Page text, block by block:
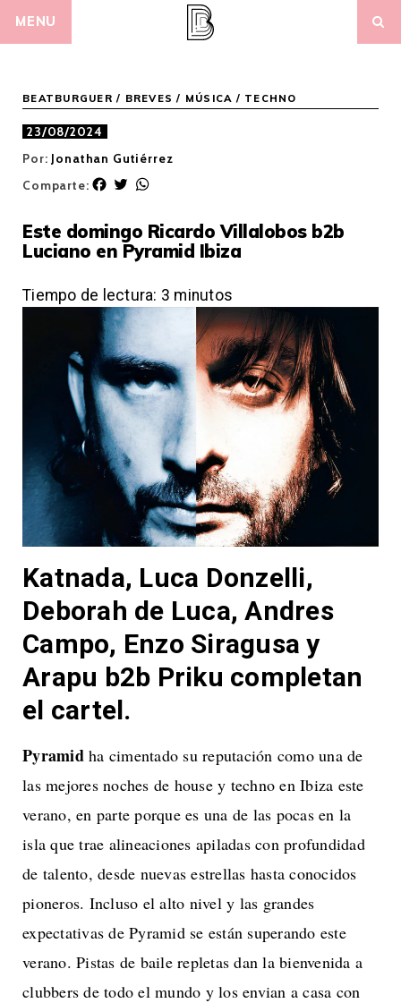
MENU
BEATBURGUER / BREVES / MÚSICA / TECHNO
23/08/2024
Por: Jonathan Gutiérrez
Comparte:
F
e
b
o
k
T
t
t
r
t
s
p
p
Este domingo Ricardo Villalobos b2b
Luciano en Pyramid Ibiza
Tiempo de lectura: 3 minutos
Katnada, Luca Donzelli,
Deborah de Luca, Andres
Campo, Enzo Siragusa y
Arapu b2b Priku completan
el cartel.
Pyramid ha cimentado su reputación como una de
las mejores noches de house y techno en Ibiza este
verano, en parte porque es una de las pocas en la
isla que trae alineaciones apiladas con profundidad
de talento, desde nuevas estrellas hasta conocidos
pioneros. Incluso el alto nivel y las grandes
expectativas de Pyramid se están superando este
verano. Pistas de baile repletas dan la bienvenida a
clubbers de todo el mundo y los envian a casa con